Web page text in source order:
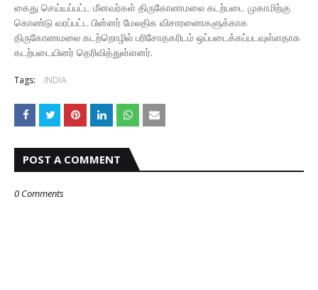
கைது செய்யப்பட்ட மீனவர்கள் திருகோணமலை கடற்படை முகாமிற்கு
கொண்டு வரப்பட்ட பின்னர் மேலதிக விசாரணைகளுக்காக
திருகோணமலை கடற்றொழில் பரிசோதகரிடம் ஒப்படைக்கப்படவுள்ளதாக
கடற்படையினர் தெரிவித்துள்ளனர்.
Tags: INDIA
POST A COMMENT
0 Comments